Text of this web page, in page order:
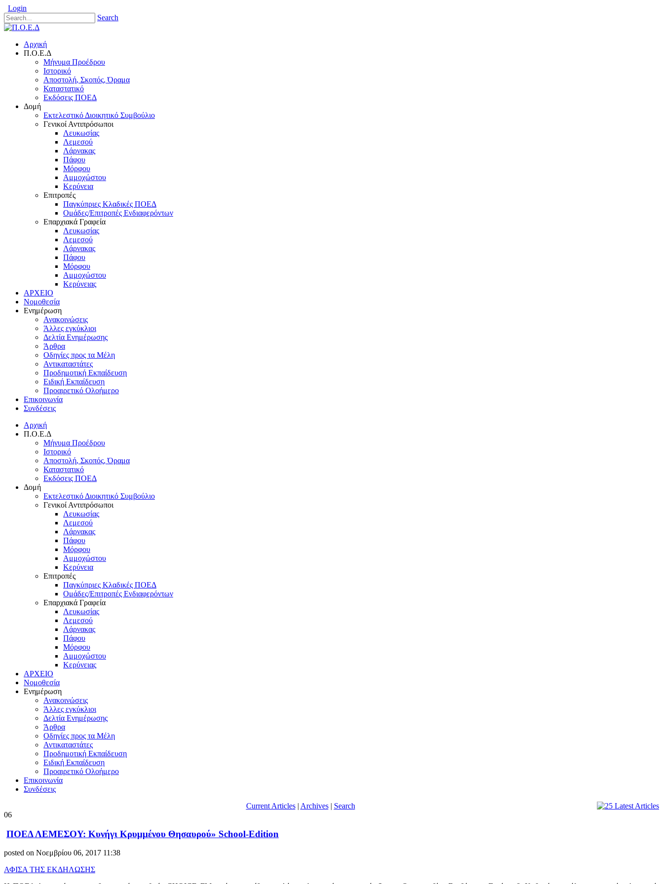
Login
Search
Αρχική
Π.Ο.Ε.Δ
Μήνυμα Προέδρου
Ιστορικό
Αποστολή, Σκοπός, Όραμα
Καταστατικό
Εκδόσεις ΠΟΕΔ
Δομή
Εκτελεστικό Διοικητικό Συμβούλιο
Γενικοί Αντιπρόσωποι
Λευκωσίας
Λεμεσού
Λάρνακας
Πάφου
Μόρφου
Αμμοχώστου
Κερύνεια
Επιτροπές
Παγκύπριες Κλαδικές ΠΟΕΔ
Ομάδες/Επιτροπές Ενδιαφερόντων
Επαρχιακά Γραφεία
Λευκωσίας
Λεμεσού
Λάρνακας
Πάφου
Μόρφου
Αμμοχώστου
Κερύνειας
ΑΡΧΕΙΟ
Νομοθεσία
Ενημέρωση
Ανακοινώσεις
Άλλες εγκύκλιοι
Δελτία Ενημέρωσης
Άρθρα
Οδηγίες προς τα Μέλη
Αντικαταστάτες
Προδημοτική Εκπαίδευση
Ειδική Εκπαίδευση
Προαιρετικό Ολοήμερο
Επικοινωνία
Συνδέσεις
Αρχική
Π.Ο.Ε.Δ
Μήνυμα Προέδρου
Ιστορικό
Αποστολή, Σκοπός, Όραμα
Καταστατικό
Εκδόσεις ΠΟΕΔ
Δομή
Εκτελεστικό Διοικητικό Συμβούλιο
Γενικοί Αντιπρόσωποι
Λευκωσίας
Λεμεσού
Λάρνακας
Πάφου
Μόρφου
Αμμοχώστου
Κερύνεια
Επιτροπές
Παγκύπριες Κλαδικές ΠΟΕΔ
Ομάδες/Επιτροπές Ενδιαφερόντων
Επαρχιακά Γραφεία
Λευκωσίας
Λεμεσού
Λάρνακας
Πάφου
Μόρφου
Αμμοχώστου
Κερύνειας
ΑΡΧΕΙΟ
Νομοθεσία
Ενημέρωση
Ανακοινώσεις
Άλλες εγκύκλιοι
Δελτία Ενημέρωσης
Άρθρα
Οδηγίες προς τα Μέλη
Αντικαταστάτες
Προδημοτική Εκπαίδευση
Ειδική Εκπαίδευση
Προαιρετικό Ολοήμερο
Επικοινωνία
Συνδέσεις
Current Articles| Archives| Search
06
ΠΟΕΔ ΛΕΜΕΣΟΥ: Κυνήγι Κρυμμένου Θησαυρού» School-Edition
posted on Νοεμβρίου 06, 2017 11:38
ΑΦΙΣΑ ΤΗΣ ΕΚΔΗΛΩΣΗΣ